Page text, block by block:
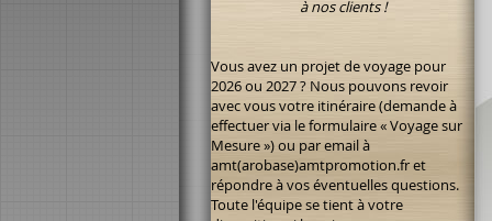
2026 ou 2027 ? Nous pouvons revoir
avec vous votre itinéraire (demande à
effectuer via le formulaire « Voyage sur
Mesure ») ou par email à
amt(arobase)amtpromotion.fr et
répondre à vos éventuelles questions.
Toute l'équipe se tient à votre
disposition si besoin.